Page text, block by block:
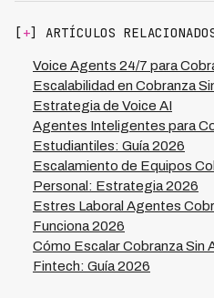
regulatorias de cada país
festivos nacionales donde
[ +] ARTÍCULOS
Voice Agents 24/7 para
Escalabilidad en Cobranza
Estrategia de Voice AI
Agentes Inteligentes para
Estudiantiles: Guía 2026
Escalamiento de Equipos
Personal: Estrategia 2026
Estres Laboral Agentes
Funciona 2026
Cómo Escalar Cobranza Sin
Fintech: Guía 2026